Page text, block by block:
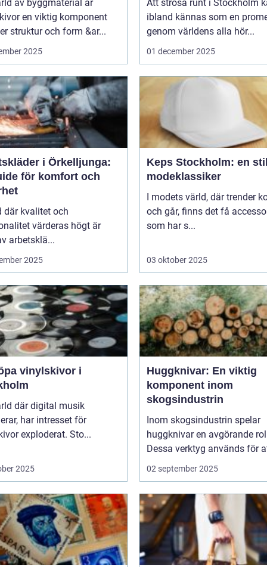
av byggmaterial är
en viktig komponent
struktur och form &ar...
2025
Att strosa runt i Stockholm
ibland kännas som en
genom världens alla hör...
01 december 2025
i Örkelljunga:
för komfort och
där kvalitet och
värderas högt är
arbetsklä...
2025
Keps Stockholm: en
modeklassiker
I modets värld, där trender
och går, finns det få
som har s...
03 oktober 2025
vinylskivor i
där digital musik
har intresset för
exploderat. Sto...
2025
Huggknivar: En viktig
komponent inom
skogsindustrin
Inom skogsindustrin spelar
huggknivar en avgörande
Dessa verktyg används för
02 september 2025